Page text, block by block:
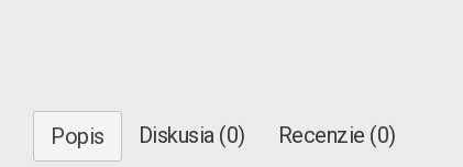
Popis Diskusia (0) Recenzie (0)